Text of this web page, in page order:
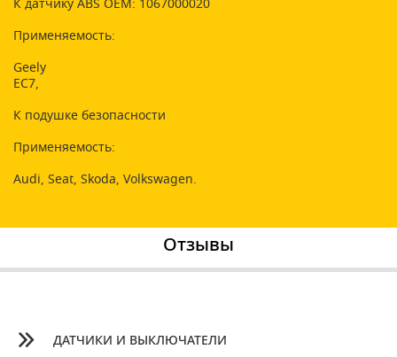
К датчику ABS OEM: 1067000020
Применяемость:
Geely
EC7,
К подушке безопасности
Применяемость:
Audi, Seat, Skoda, Volkswagen.
Отзывы
ДАТЧИКИ И ВЫКЛЮЧАТЕЛИ